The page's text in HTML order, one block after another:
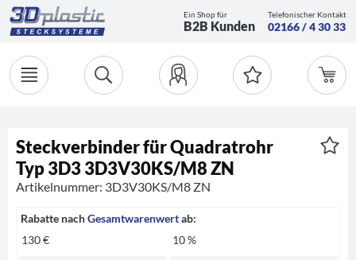
Ein Shop für
B2B Kunden
Telefonischer Kontakt
02166 / 4 30 33
Steckverbinder für Quadratrohr
Typ 3D3 3D3V30KS/M8 ZN
Artikelnummer: 3D3V30KS/M8 ZN
Rabatte nachGesamtwarenwertab:
130 €
10 %